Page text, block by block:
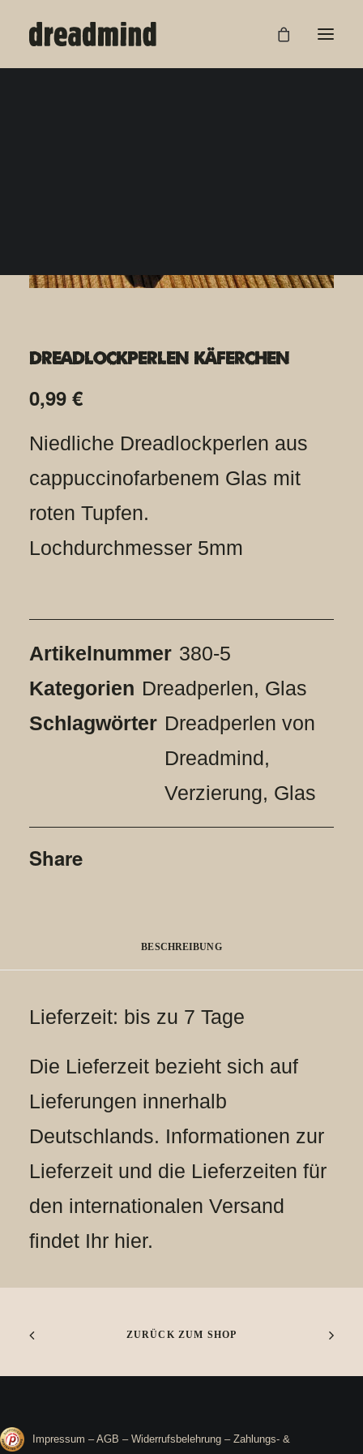
Dreadlockperlen Käferchen
0,99 €
Niedliche Dreadlockperlen aus
cappuccinofarbenem Glas mit
roten Tupfen.
Lochdurchmesser 5mm
Artikelnummer 380-5
Kategorien Dreadperlen, Glas
Schlagwörter Dreadperlen von
Dreadmind,
Verzierung, Glas
Share
BESCHREIBUNG
Lieferzeit: bis zu 7 Tage
Die Lieferzeit bezieht sich auf
Lieferungen innerhalb
Deutschlands. Informationen zur
Lieferzeit und die Lieferzeiten für
den internationalen Versand
findet Ihr hier.
ZURÜCK ZUM SHOP
Impressum –AGB – Widerrufsbelehrung – Zahlungs- &